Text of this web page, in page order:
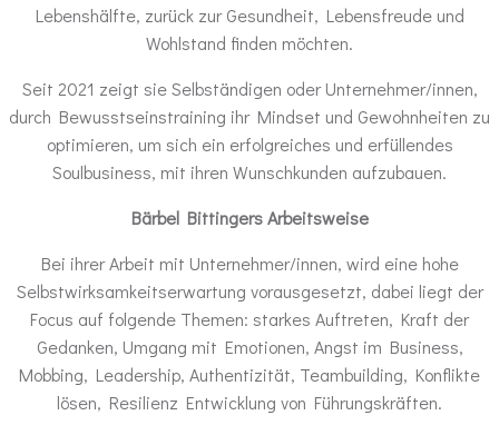
Lebenshälfte, zurück zur Gesundheit, Lebensfreude und
Wohlstand finden möchten.
Seit 2021 zeigt sie Selbständigen oder Unternehmer/innen,
durch Bewusstseinstraining ihr Mindset und Gewohnheiten zu
optimieren, um sich ein erfolgreiches und erfüllendes
Soulbusiness, mit ihren Wunschkunden aufzubauen.
Bärbel Bittingers Arbeitsweise
Bei ihrer Arbeit mit Unternehmer/innen, wird eine hohe
Selbstwirksamkeitserwartung vorausgesetzt, dabei liegt der
Focus auf folgende Themen: starkes Auftreten, Kraft der
Gedanken, Umgang mit Emotionen, Angst im Business,
Mobbing, Leadership, Authentizität, Teambuilding, Konflikte
lösen, Resilienz Entwicklung von Führungskräften.